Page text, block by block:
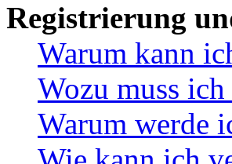
Registrierung
Warum kann
Wozu muss
Warum werde